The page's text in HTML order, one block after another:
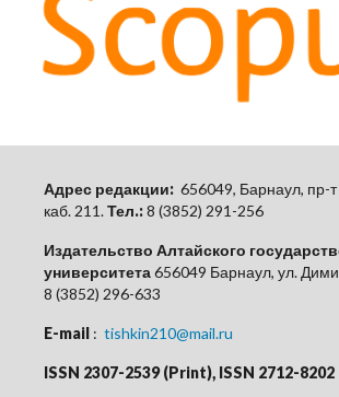
Адрес редакции: 656049, Барнаул, пр-
каб. 211.Тел.:8 (3852) 291-256
Издательство Алтайского
университета656049 Барнаул, ул.
8 (3852) 296-633
E-mail : tishkin210@mail.ru
ISSN 2307-2539 (Print), ISSN 2712-